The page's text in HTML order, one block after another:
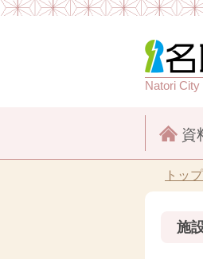
Natori
資
トップ
施